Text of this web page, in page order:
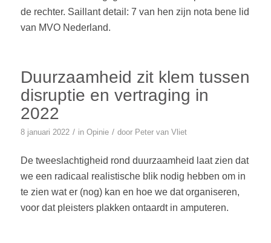
de rechter. Saillant detail: 7 van hen zijn nota bene lid
van MVO Nederland.
Duurzaamheid zit klem tussen
disruptie en vertraging in
2022
8 januari 2022 / in Opinie / door Peter van Vliet
De tweeslachtigheid rond duurzaamheid laat zien dat
we een radicaal realistische blik nodig hebben om in
te zien wat er (nog) kan en hoe we dat organiseren,
voor dat pleisters plakken ontaardt in amputeren.